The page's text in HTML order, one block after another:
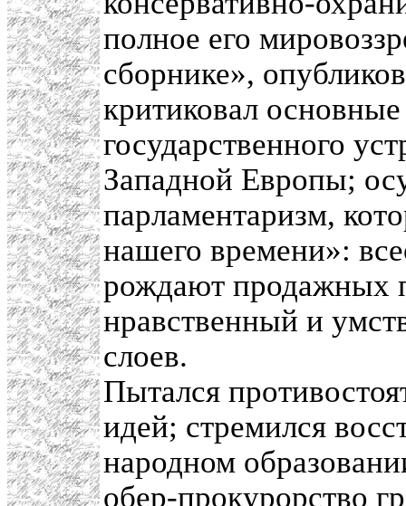
полное его
сборнике»,
критиковал
государственного
Западной Европы;
парламентаризм,
нашего времени»:
рождают продажных
нравственный и
слоев.
Пытался
идей; стремился
народном
обер-прокурорство